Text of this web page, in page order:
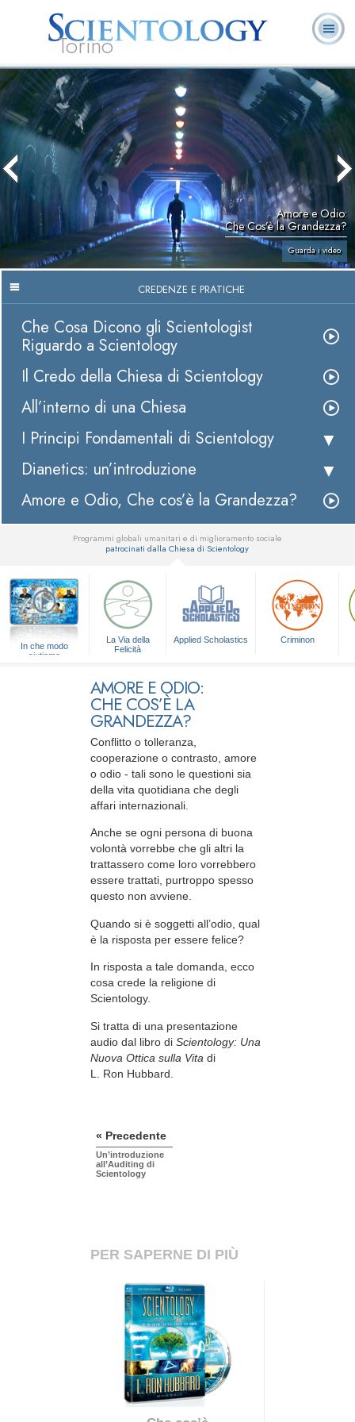
Torino
L. Ron Hubbard:
Fondatore
Che cos’è
Scientology?
Ministri
Domande
ricorrenti
Libri
Amore e Odio:
Che Cos’è la Grandezza?
Guarda i video
CREDENZE E PRATICHE
Che Cosa Dicono gli Scientologist
Riguardo a Scientology
Il Credo della Chiesa di Scientology
All’interno di una Chiesa
I Principi Fondamentali di Scientology
Dianetics: un’introduzione
Amore e Odio, Che cos’è la Grandezza?
Programmi globali umanitari e di miglioramento sociale
patrocinati dalla Chiesa di Scientology
In che modo
aiutiamo
La Via della
Felicità
Applied Scholastics Criminon
AMORE E ODIO:
CHE COS’È LA
GRANDEZZA?
Conflitto o tolleranza,
cooperazione o contrasto, amore
o odio - tali sono le questioni sia
della vita quotidiana che degli
affari internazionali.
Anche se ogni persona di buona
volontà vorrebbe che gli altri la
trattassero come loro vorrebbero
essere trattati, purtroppo spesso
questo non avviene.
Quando si è soggetti all’odio, qual
è la risposta per essere felice?
In risposta a tale domanda, ecco
cosa crede la religione di
Scientology.
Si tratta di una presentazione
audio dal libro di Scientology: Una
Nuova Ottica sulla Vita di
L. Ron Hubbard.
« Precedente
Un’introduzione
all’Auditing di
Scientology
PER SAPERNE DI PIÙ